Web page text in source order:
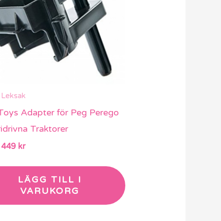
Adapter för Peg Perego
Traktorer
449 kr
LÄGG TILL I
VARUKORG